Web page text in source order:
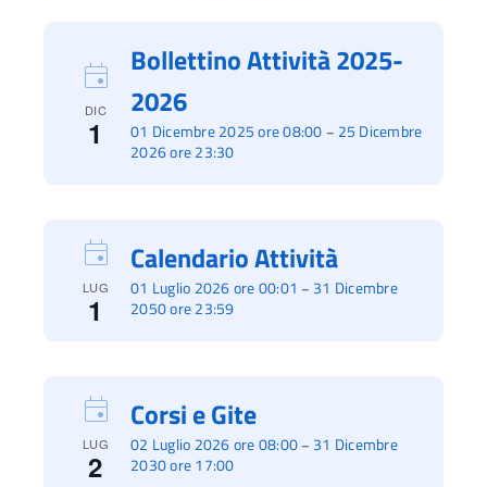
DIC
1 01 Dicembre 2025 ore 08:00 – 25 Dicembre
2026 ore 23:30
Bollettino Attività 2025-
2026
LUG
1
01 Luglio 2026 ore 00:01 – 31 Dicembre
2050 ore 23:59
Calendario Attività
LUG
2
02 Luglio 2026 ore 08:00– 31 Dicembre
2030 ore 17:00
Corsi e Gite